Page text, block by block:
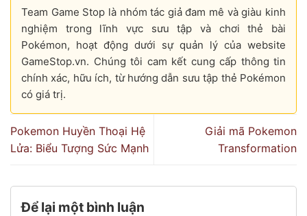
Team Game Stop là nhóm tác giả đam mê và giàu kinh
nghiệm trong lĩnh vực sưu tập và chơi thẻ bài
Pokémon, hoạt động dưới sự quản lý của website
GameStop.vn. Chúng tôi cam kết cung cấp thông tin
chính xác, hữu ích, từ hướng dẫn sưu tập thẻ Pokémon
có giá trị.
Pokemon Huyền Thoại Hệ
Lửa: Biểu Tượng Sức Mạnh
Giải mã Pokemon
Transformation
Để lại một bình luận